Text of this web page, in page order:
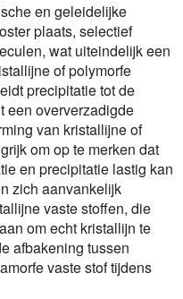
en geleidelijke
plaats, selectief
wat uiteindelijk een
of polymorfe
precipitatie tot de
een oververzadigde
van kristallijne of
om op te merken dat
en precipitatie lastig kan
zich aanvankelijk
vaste stoffen, die
om echt kristallijn te
afbakening tussen
vaste stof tijdens